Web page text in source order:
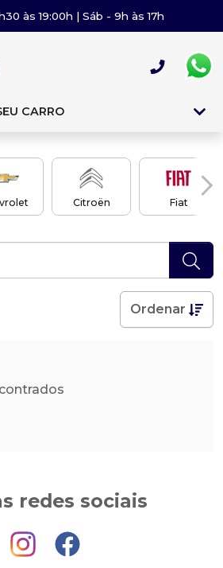
às 19:00h | Sáb - 9h às 17h
CARRO
Citroën Fiat
Ordenar
redes sociais